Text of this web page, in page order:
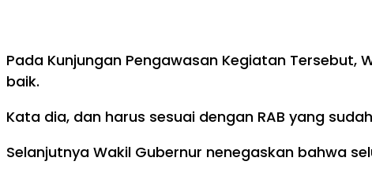
Pada Kunjungan Pengawasan Kegiatan
baik.
Kata dia, dan harus sesuai dengan RAB yang
Selanjutnya Wakil Gubernur nenegaskan bahwa